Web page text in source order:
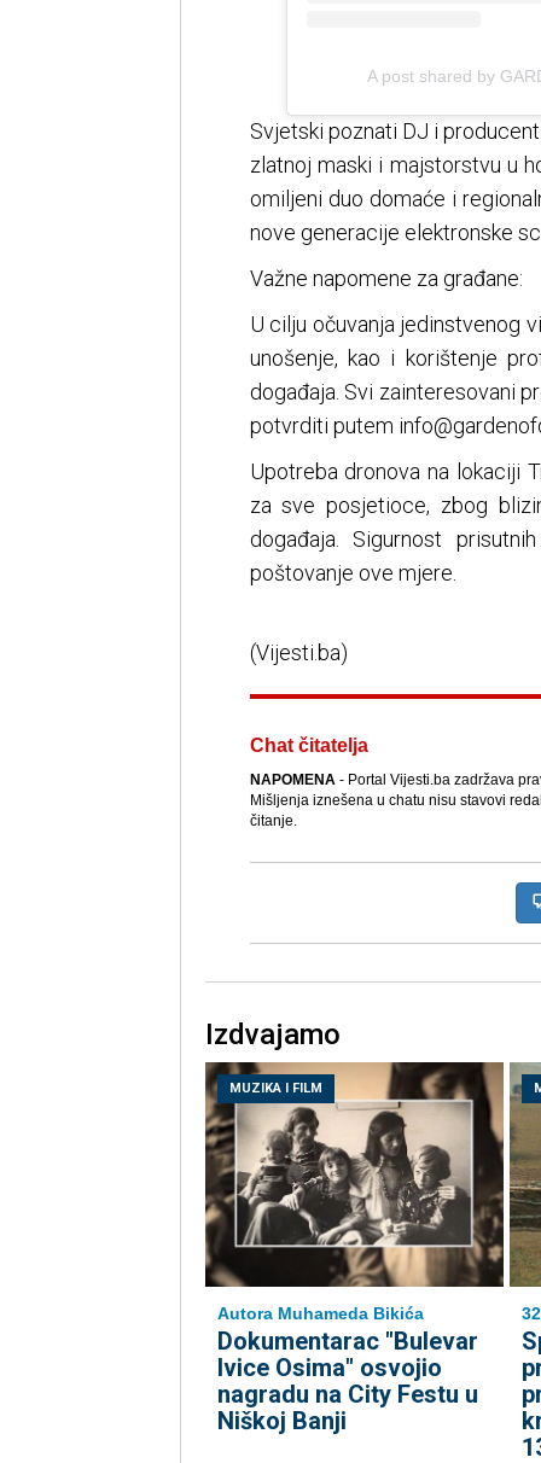
A post shared by
Svjetski poznati DJ i
zlatnoj maski i majstorstvu u
omiljeni duo domaće i
nove generacije elektronske
Važne napomene za građane:
U cilju očuvanja jedinstvenog
unošenje, kao i korištenje
događaja. Svi zainteresovani
potvrditi putem
Upotreba dronova na lokaciji
za sve posjetioce, zbog
događaja. Sigurnost
poštovanje ove mjere.
(Vijesti.ba)
Chat čitatelja
NAPOMENA- Portal Vijesti.ba zadržava
Mišljenja iznešena u chatu nisu stavovi
čitanje.
Izdvajamo
MUZIKA I FILM
Autora Muhameda Bikića
Dokumentarac "Bulevar
Ivice Osima" osvojio
nagradu na City Festu u
Niškoj Banji